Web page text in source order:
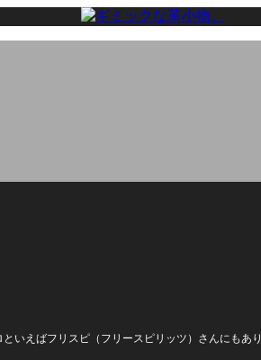
いえばフリスピ（フリースピリッツ）さんにも